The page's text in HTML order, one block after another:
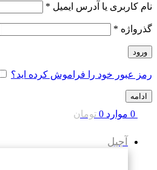
نام کاربری یا آدرس ایمیل *
گذرواژه *
ورود
رمز عبور خود را فراموش کرده اید؟
ادامه
0 موارد 0 تومان
آجیل